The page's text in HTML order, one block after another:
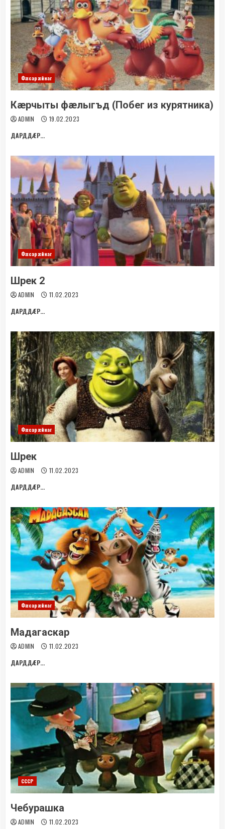
Фæсарæйнаг
Кæрчыты фæлыгъд (Побег из курятника)
ADMIN
19.02.2023
ДАРДДÆР...
Фæсарæйнаг
Шрек 2
ADMIN
11.02.2023
ДАРДДÆР...
Фæсарæйнаг
Шрек
ADMIN
11.02.2023
ДАРДДÆР...
Фæсарæйнаг
Мадагаскар
ADMIN
11.02.2023
ДАРДДÆР...
СССР
Чебурашка
ADMIN 11.02.2023